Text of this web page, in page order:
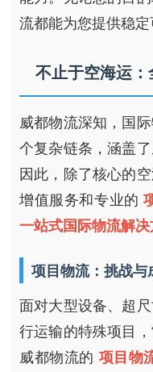
流都能为您提供稳定
不止于空海运
威都物流深知，国
个复杂链条，涵盖
因此，除了核心的
增值服务和专业的
一站式国际物流解
项目物流：挑战与
面对大型设备、超
行运输的特殊项目
威都物流的 项目物